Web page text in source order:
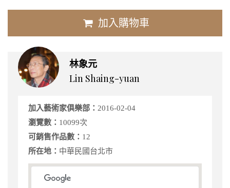
加入購物車
林象元
Lin Shaing-yuan
加入藝術家俱樂部： 2016-02-04
瀏覽數： 10099次
可銷售作品數： 12
所在地： 中華民國台北市